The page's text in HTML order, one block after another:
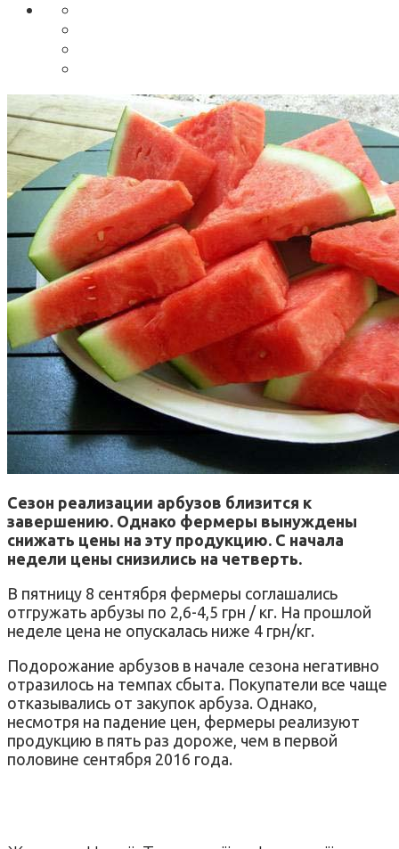
Сезон реализации арбузов близится к
завершению. Однако фермеры вынуждены
снижать цены на эту продукцию. С начала
недели цены снизились на четверть.
В пятницу 8 сентября фермеры соглашались
отгружать арбузы по 2,6-4,5 грн / кг. На прошлой
неделе цена не опускалась ниже 4 грн/кг.
Подорожание арбузов в начале сезона негативно
отразилось на темпах сбыта. Покупатели все чаще
отказывались от закупок арбуза. Однако,
несмотря на падение цен, фермеры реализуют
продукцию в пять раз дороже, чем в первой
половине сентября 2016 года.